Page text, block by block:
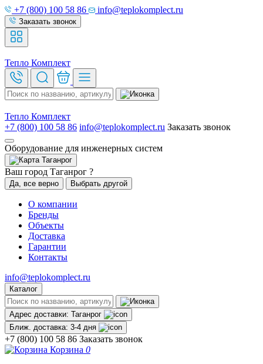
+7 (800) 100 58 86 info@teplokomplect.ru
Заказать звонок
Тепло Комплект
Тепло Комплект
+7 (800) 100 58 86 info@teplokomplect.ru Заказать звонок
Оборудование для инженерных систем
Таганрог
Ваш город Таганрог ?
Да, все верно Выбрать другой
О компании
Бренды
Объекты
Доставка
Гарантии
Контакты
info@teplokomplect.ru
Каталог
Адрес доставки: Таганрог
Ближ. доставка: 3-4 дня
+7 (800) 100 58 86 Заказать звонок
Корзина 0